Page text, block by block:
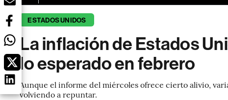
ESTADOS UNIDOS
La inflación de Estados
lo esperado en febrero
Aunque el informe del miércoles ofrece cierto alivio,
volviendo a repuntar.